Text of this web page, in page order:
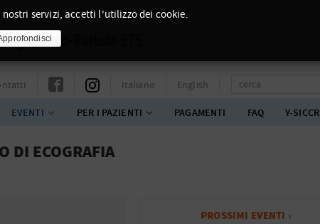
Italiano English
EVENTI PER I PAZIENTI PAGAMENTI FAQ Y-SICCR
DI ECOGRAFIA
PROSSIMI EVENTI ›
servizi, accetti l'utilizzo dei cookie.